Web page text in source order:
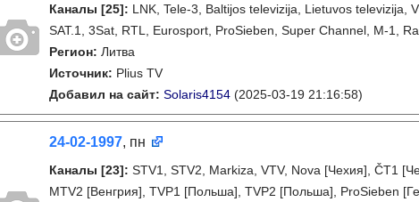
Каналы [25]: LNK, Tele-3, Baltijos televizija, Lietuvos televizija,
SAT.1, 3Sat, RTL, Eurosport, ProSieben, Super Channel, M-1,
Регион: Литва
Источник: Plius TV
Добавил на сайт: Solaris4154 (2025-03-19 21:16:58)
24-02-1997, пн
Каналы [23]: STV1, STV2, Markiza, VTV, Nova [Чехия], ČT1
MTV2 [Венгрия], TVP1 [Польша], TVP2 [Польша], ProSieben